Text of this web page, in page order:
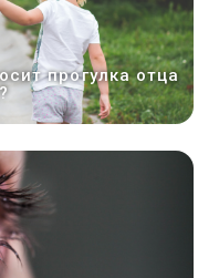
прогулка отца